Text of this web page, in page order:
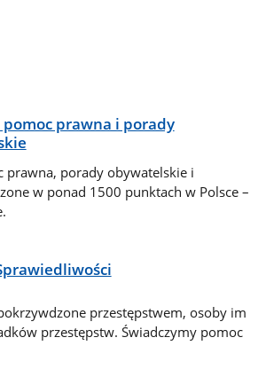
pomoc prawna i porady
prawna, porady obywatelskie i
w ponad 1500 punktach w Polsce –
przestępstwem, osoby im
przestępstw. Świadczymy pomoc